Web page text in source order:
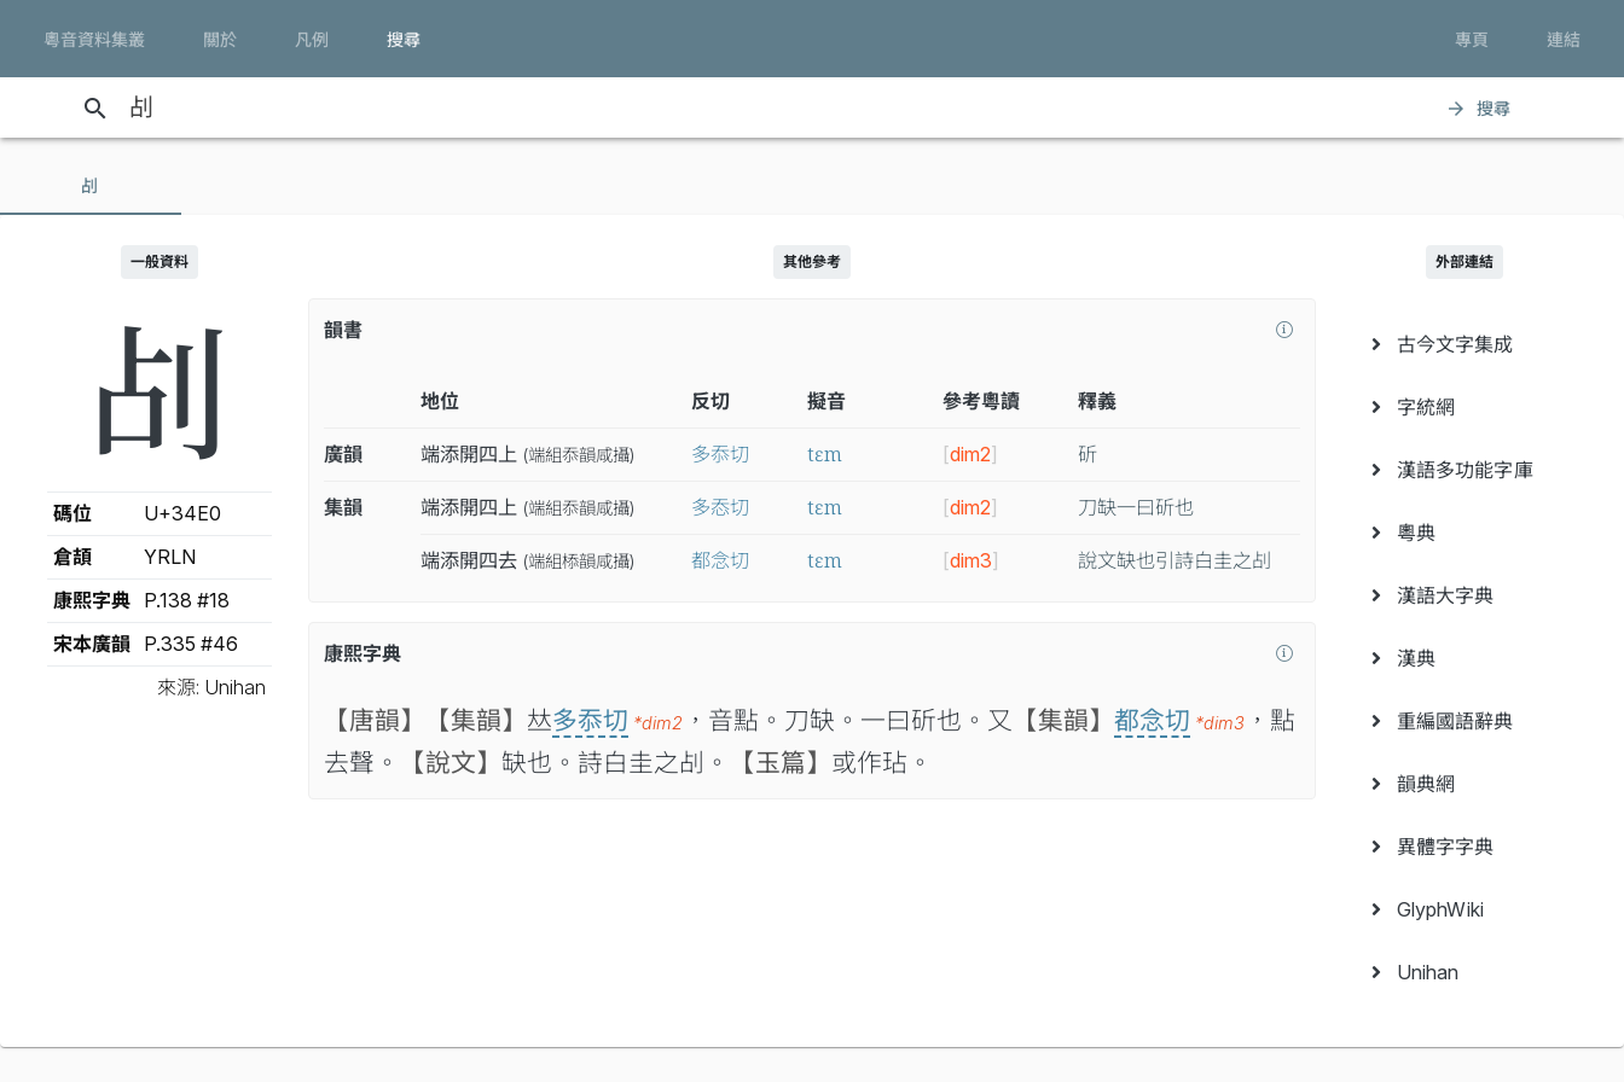
粵音資料集叢 關於 凡例 搜尋 專頁 連結
search arrow_forward 搜尋
㓠
一般資料
㓠
碼位
U+34E0
倉頡
YRLN
康熙字典
P.138 #18
宋本廣韻
P.335 #46
來源: Unihan
其他參考
韻書
地位 反切 擬音 參考粵讀 釋義
廣韻 端添開四上 (端組忝韻咸攝) 多忝切 tɛm [dim2] 斫
集韻 端添開四上 (端組忝韻咸攝) 多㤁切 tɛm [dim2] 刀缺一曰斫也
端添開四去 (端組㮇韻咸攝) 都念切 tɛm [dim3] 說文缺也引詩白圭之㓠
康熙字典
【唐韻】 【集韻】 𠀤多忝切 *dim2 ，音點。刀缺。一曰斫也。又 【集韻】 都念切 *dim3 ，點
去聲。
【說文】 缺也。詩白圭之㓠。 【玉篇】 或作玷。
外部連結
古今文字集成
字統網
漢語多功能字庫
粵典
漢語大字典
漢典
重編國語辭典
韻典網
異體字字典
GlyphWiki
Unihan